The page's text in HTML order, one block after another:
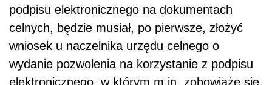
podpisu elektronicznego na dokumentach
celnych, będzie musiał, po pierwsze, złożyć
wniosek u naczelnika urzędu celnego o
wydanie pozwolenia na korzystanie z podpisu
elektronicznego, w którym m.in. zobowiąże się